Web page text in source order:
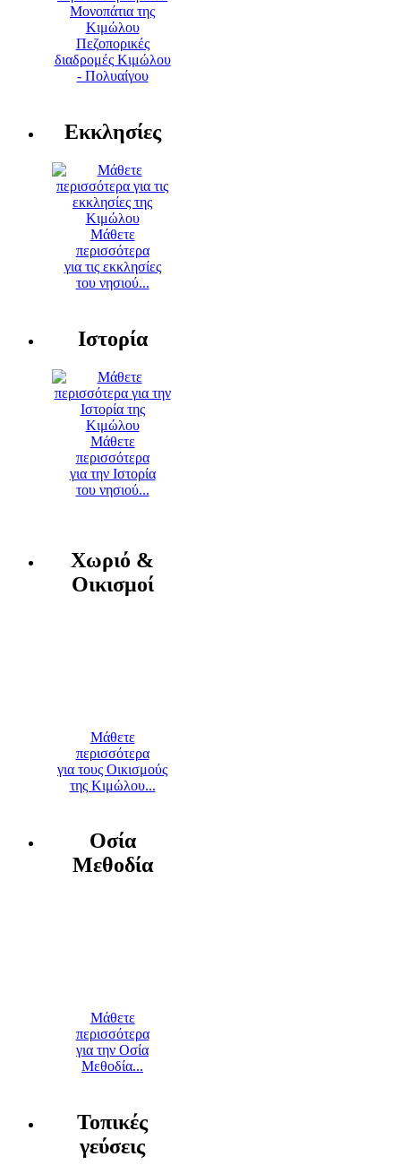
Πεζοπορικές
διαδρομές Κιμώλου
- Πολυαίγου
Εκκλησίες
Μάθετε
περισσότερα
για τις εκκλησίες
του νησιού...
Ιστορία
Μάθετε
περισσότερα
για την Ιστορία
του νησιού...
Χωριό &
Οικισμοί
Μάθετε
περισσότερα
για τους Οικισμούς
της Κιμώλου...
Οσία
Μεθοδία
Μάθετε
περισσότερα
για την Οσία
Μεθοδία...
Τοπικές
γεύσεις